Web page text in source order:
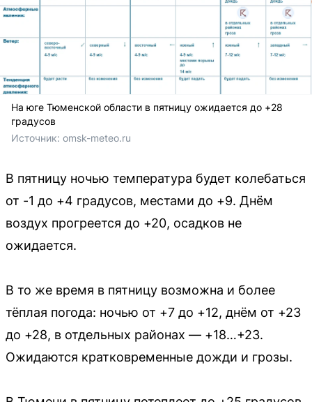
На юге Тюменской области в пятницу ожидается до +28
градусов
Источник: omsk-meteo.ru
В пятницу ночью температура будет колебаться
от -1 до +4 градусов, местами до +9. Днём
воздух прогреется до +20, осадков не
ожидается.
В то же время в пятницу возможна и более
тёплая погода: ночью от +7 до +12, днём от +23
до +28, в отдельных районах — +18…+23.
Ожидаются кратковременные дожди и грозы.